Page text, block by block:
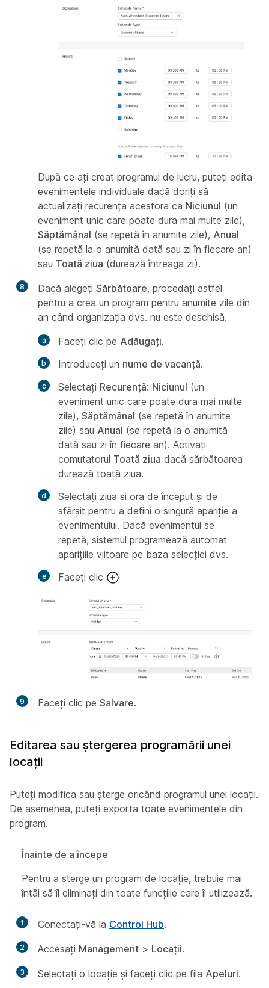
După ce ați creat programul de lucru, puteți edita
evenimentele individuale dacă doriți să
actualizați recurența acestora ca Niciunul (un
eveniment unic care poate dura mai multe zile),
Săptămânal (se repetă în anumite zile), Anual
(se repetă la o anumită dată sau zi în fiecare an)
sau Toată ziua (durează întreaga zi).
8 Dacă alegeți Sărbătoare, procedați astfel
pentru a crea un program pentru anumite zile din
an când organizația dvs. nu este deschisă.
Faceți clic pe Adăugați.
Introduceți un nume de vacanță.
Selectați Recurență: Niciunul (un
eveniment unic care poate dura mai multe
zile), Săptămânal (se repetă în anumite
zile) sau Anual (se repetă la o anumită
dată sau zi în fiecare an). Activați
comutatorul Toată ziua dacă sărbătoarea
durează toată ziua.
Selectați ziua și ora de început și de
sfârșit pentru a defini o singură apariție a
evenimentului. Dacă evenimentul se
repetă, sistemul programează automat
aparițiile viitoare pe baza selecției dvs.
Faceți clic
9 Faceți clic pe Salvare.
Editarea sau ștergerea programării unei
locații
Puteți modifica sau șterge oricând programul unei locații.
De asemenea, puteți exporta toate evenimentele din
program.
Înainte de a începe
Pentru a șterge un program de locație, trebuie mai
întâi să îl eliminați din toate funcțiile care îl utilizează.
1 Conectați-vă la Control Hub.
2 Accesați Management > Locații.
3 Selectați o locație și faceți clic pe fila Apeluri.